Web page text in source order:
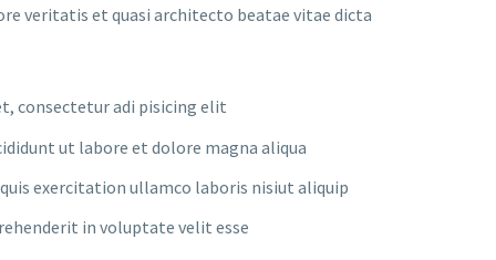
veritatis et quasi architecto beatae vitae dicta
consectetur adi pisicing elit
ut labore et dolore magna aliqua
exercitation ullamco laboris nisiut aliquip
in voluptate velit esse